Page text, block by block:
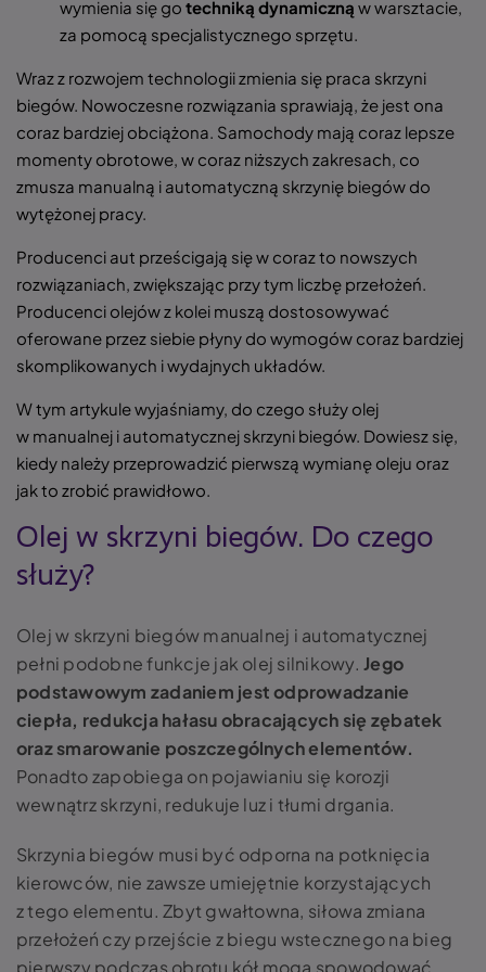
wymienia się go techniką dynamiczną w warsztacie,
za pomocą specjalistycznego sprzętu.
Wraz z rozwojem technologii zmienia się praca skrzyni
biegów. Nowoczesne rozwiązania sprawiają, że jest ona
coraz bardziej obciążona. Samochody mają coraz lepsze
momenty obrotowe, w coraz niższych zakresach, co
zmusza manualną i automatyczną skrzynię biegów do
wytężonej pracy.
Producenci aut prześcigają się w coraz to nowszych
rozwiązaniach, zwiększając przy tym liczbę przełożeń.
Producenci olejów z kolei muszą dostosowywać
oferowane przez siebie płyny do wymogów coraz bardziej
skomplikowanych i wydajnych układów.
W tym artykule wyjaśniamy, do czego służy olej
w manualnej i automatycznej skrzyni biegów. Dowiesz się,
kiedy należy przeprowadzić pierwszą wymianę oleju oraz
jak to zrobić prawidłowo.
Olej w skrzyni biegów. Do czego
służy?
Olej w skrzyni biegów manualnej i automatycznej
pełni podobne funkcje jak olej silnikowy.Jego
podstawowym zadaniem jest odprowadzanie
ciepła, redukcja hałasu obracających się zębatek
oraz smarowanie poszczególnych elementów.
Ponadto zapobiega on pojawianiu się korozji
wewnątrz skrzyni, redukuje luz i tłumi drgania.
Skrzynia biegów musi być odporna na potknięcia
kierowców, nie zawsze umiejętnie korzystających
z tego elementu. Zbyt gwałtowna, siłowa zmiana
przełożeń czy przejście z biegu wstecznego na bieg
pierwszy podczas obrotu kół mogą spowodować